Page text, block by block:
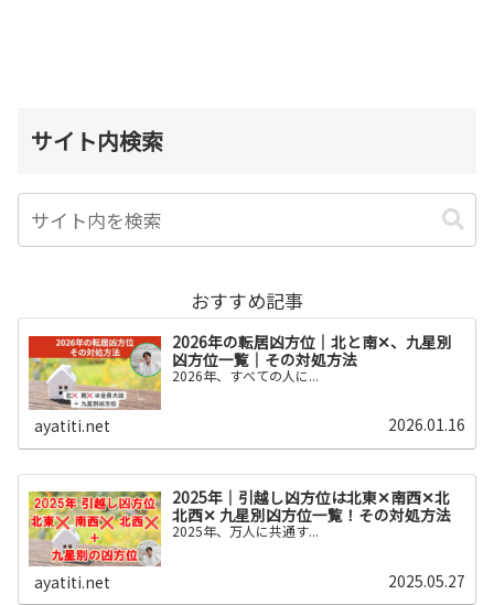
サイト内検索
おすすめ記事
2026年の転居凶方位｜北と南✕、九星別
凶方位一覧｜その対処方法
2026年、すべての人に...
ayatiti.net 2026.01.16
2025年｜引越し凶方位は北東✕南西✕北
北西✕ 九星別凶方位一覧！その対処方法
2025年、万人に共通す...
ayatiti.net 2025.05.27